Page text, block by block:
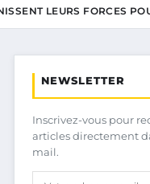
LEURS FORCES
NEWSLETTER
Inscrivez-vous pour
articles directement
mail.